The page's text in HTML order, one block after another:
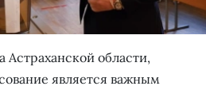
Астраханской области,
является важным